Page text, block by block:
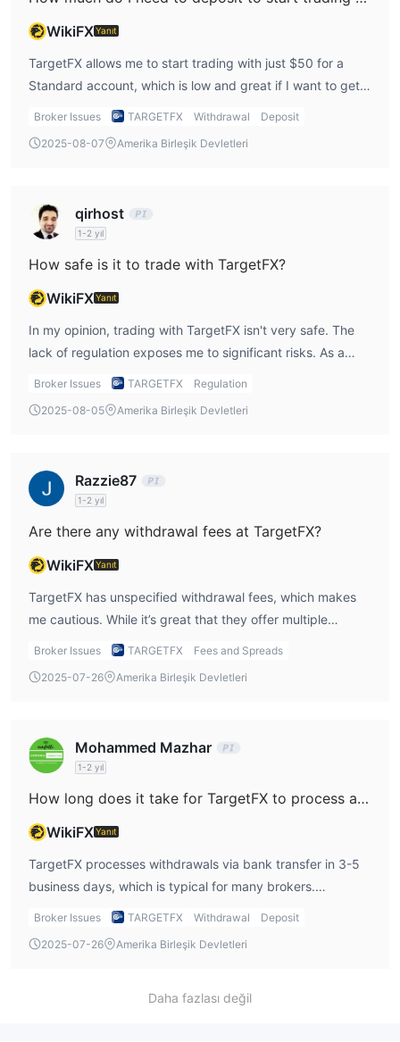
WikiFXYanıt
TargetFX allows me to start trading with just $50 for a
Standard account, which is low and great if I want to get
my feet wet in the market without committing a large sum.
minimum deposit is much higher, at $2,000 and $5,000
Broker Issues TARGETFX Withdrawal
Deposit
2025-08-07
Amerika Birleşik Devletleri
qirhost
1-2 yıl
How safe is it to trade with TargetFX?
WikiFXYanıt
In my opinion, trading with TargetFX isn't very safe. The
lack of regulation exposes me to significant risks. As a
trader, I prefer platforms with regulatory oversight to
follows strict financial standards.
Broker Issues TARGETFX
Regulation
2025-08-05
Amerika Birleşik Devletleri
Razzie87
1-2 yıl
Are there any withdrawal fees at TargetFX?
WikiFXYanıt
TargetFX has unspecified withdrawal fees, which makes
me cautious. While it’s great that they offer multiple
withdrawal methods, the lack of transparency on fees
my funds. I would make sure to check the fees for my
Broker Issues TARGETFX
Fees and Spreads
2025-07-26
Amerika Birleşik Devletleri
Mohammed Mazhar
1-2 yıl
How long does it take for TargetFX to process a withdrawal?
WikiFXYanıt
TargetFX processes withdrawals via bank transfer in 3-5
business days, which is typical for many brokers.
However, if I use e-payment methods like Skrill or Neteller,
convenient for quicker access to my funds.
Broker Issues TARGETFX Withdrawal
Deposit
2025-07-26
Amerika Birleşik Devletleri
Daha fazlası değil